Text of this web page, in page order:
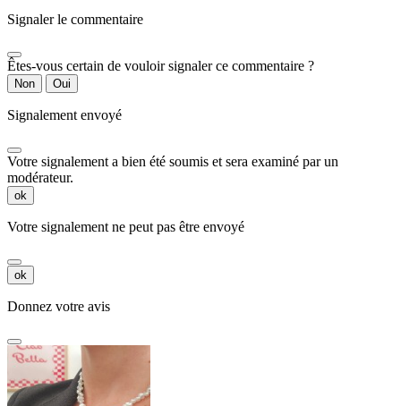
Signaler le commentaire
Êtes-vous certain de vouloir signaler ce commentaire ?
Non Oui
Signalement envoyé
Votre signalement a bien été soumis et sera examiné par un
modérateur.
ok
Votre signalement ne peut pas être envoyé
ok
Donnez votre avis